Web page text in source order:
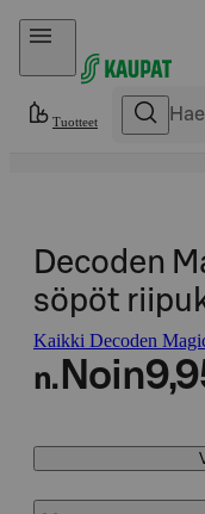
Hyppää sisältöön
Tuotteet
Decoden
söpöt
Kaikki Decoden
n. Noin